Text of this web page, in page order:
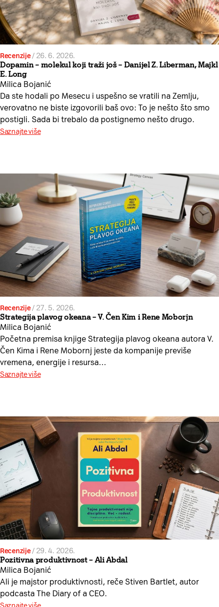
Recenzije/26. 6. 2026.
Dopamin – molekul koji traži još – Danijel Z. Liberman, Majkl
E. Long
Milica Bojanić
Da ste hodali po Mesecu i uspešno se vratili na Zemlju,
verovatno ne biste izgovorili baš ovo: To je nešto što smo
postigli. Sada bi trebalo da postignemo nešto drugo.
Saznajte više
Recenzije/27. 5. 2026.
Strategija plavog okeana – V. Čen Kim i Rene Moborjn
Milica Bojanić
Početna premisa knjige Strategija plavog okeana autora V.
Čen Kima i Rene Mobornj jeste da kompanije previše
vremena, energije i resursa…
Saznajte više
Recenzije/ 29. 4. 2026.
Pozitivna produktivnost – Ali Abdal
Milica Bojanić
Ali je majstor produktivnosti, reče Stiven Bartlet, autor
podcasta The Diary of a CEO.